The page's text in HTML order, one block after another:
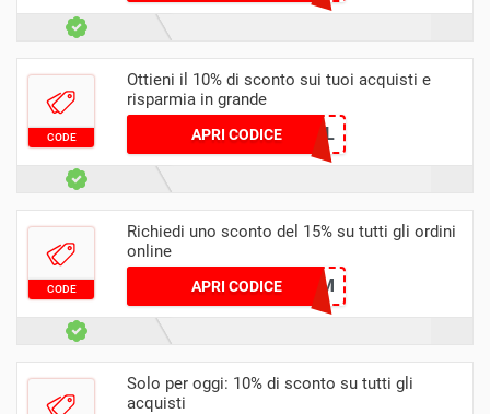
CODE
Ottieni il 10% di sconto sui tuoi acquisti e
risparmia in grande
APRI CODICE
BULKSOCIAL
CODE
Richiedi uno sconto del 15% su tutti gli ordini
online
APRI CODICE BRUM
Solo per oggi: 10% di sconto su tutti gli
acquisti